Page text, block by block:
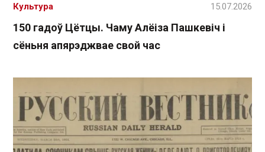
150 гадоў Цётцы. Чаму Алёіза Пашкевіч і
сёньня апярэджвае свой час
Культура 15.07.2026